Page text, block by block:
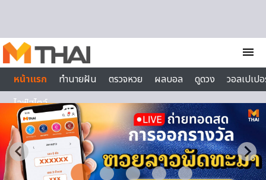
menu
หน้าแรก
ทำนายฝัน ตรวจหวย ผลบอล ดูดวง
วอลเปเป
ไลฟ์สไตล์